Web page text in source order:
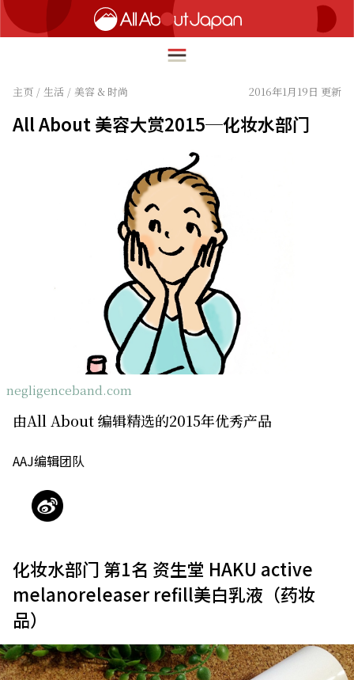
热点
关于我们
主页 / 生活 / 美容 & 时尚 2016年1月19日 更新
All About 美容大赏2015─化妆水部门
negligenceband.com
由All About 编辑精选的2015年优秀产品
AAJ编辑团队
化妆水部门 第1名 资生堂 HAKU active
melanoreleaser refill美白乳液（药妆
品）